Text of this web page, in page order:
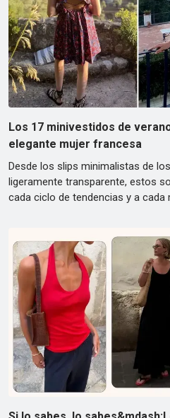
Los 17 minivestidos de
elegante mujer francesa
Desde los slips minimalistas de
ligeramente transparente, estos
cada ciclo de tendencias y a cada